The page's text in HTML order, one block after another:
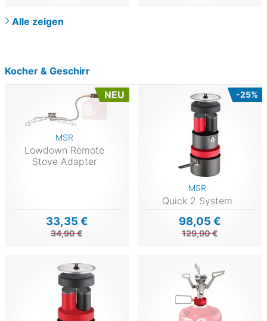
Alle zeigen
Kocher & Geschirr
NEU
MSR
Lowdown Remote
Stove Adapter
33,35 €
34,90 €
-25%
MSR
Quick 2 System
98,05 €
129,90 €